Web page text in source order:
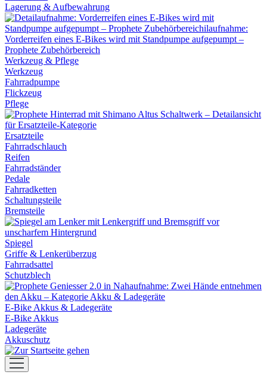
Lagerung & Aufbewahrung
Werkzeug & Pflege
Werkzeug
Fahrradpumpe
Flickzeug
Pflege
Ersatzteile
Fahrradschlauch
Reifen
Fahrradständer
Pedale
Fahrradketten
Schaltungsteile
Bremsteile
Spiegel
Griffe & Lenkerüberzug
Fahrradsattel
Schutzblech
E-Bike Akkus & Ladegeräte
E-Bike Akkus
Ladegeräte
Akkuschutz